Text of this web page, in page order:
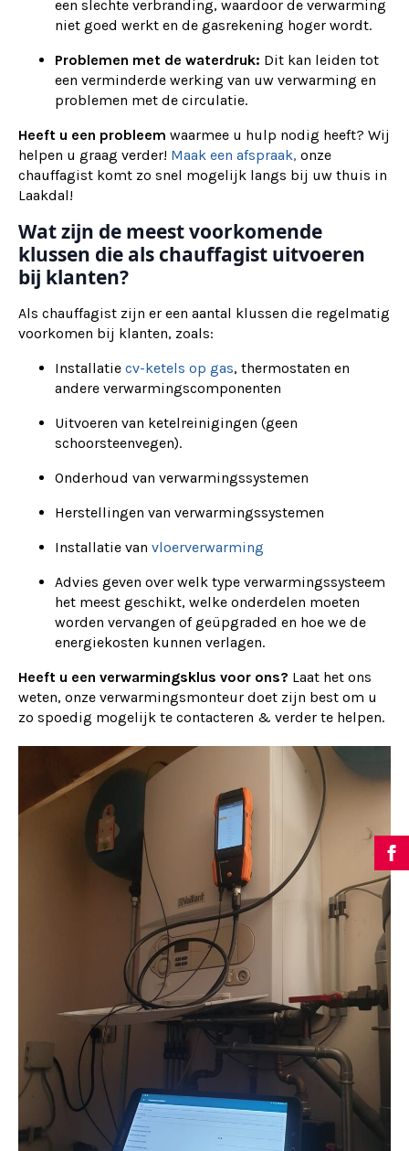
een slechte verbranding, waardoor de verwarming
niet goed werkt en de gasrekening hoger wordt.
Problemen met de waterdruk: Dit kan leiden tot
een verminderde werking van uw verwarming en
problemen met de circulatie.
Heeft u een probleem waarmee u hulp nodig heeft? Wij
helpen u graag verder! Maak een afspraak, onze
chauffagist komt zo snel mogelijk langs bij uw thuis in
Laakdal!
Wat zijn de meest voorkomende
klussen die als chauffagist uitvoeren
bij klanten?
Als chauffagist zijn er een aantal klussen die regelmatig
voorkomen bij klanten, zoals:
Installatie cv-ketels op gas, thermostaten en
andere verwarmingscomponenten
Uitvoeren van ketelreinigingen (geen
schoorsteenvegen).
Onderhoud van verwarmingssystemen
Herstellingen van verwarmingssystemen
Installatie van vloerverwarming
Advies geven over welk type verwarmingssysteem
het meest geschikt, welke onderdelen moeten
worden vervangen of geüpgraded en hoe we de
energiekosten kunnen verlagen.
Heeft u een verwarmingsklus voor ons? Laat het ons
weten, onze verwarmingsmonteur doet zijn best om u
zo spoedig mogelijk te contacteren & verder te helpen.